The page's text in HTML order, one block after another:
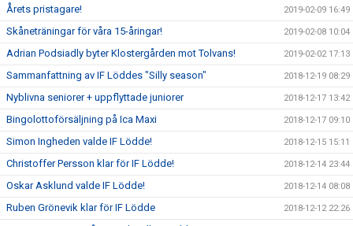
Årets pristagare! 2019-02-09 16:49
Skåneträningar för våra 15-åringar! 2019-02-08 10:04
Adrian Podsiadly byter Klostergården mot Tolvans! 2019-02-02 17:13
Sammanfattning av IF Löddes "Silly season" 2018-12-19 08:29
Nyblivna seniorer + uppflyttade juniorer 2018-12-17 13:42
Bingolottoförsäljning på Ica Maxi 2018-12-17 09:10
Simon Ingheden valde IF Lödde! 2018-12-15 15:11
Christoffer Persson klar för IF Lödde! 2018-12-14 23:44
Oskar Asklund valde IF Lödde! 2018-12-14 08:08
Ruben Grönevik klar för IF Lödde 2018-12-12 22:26